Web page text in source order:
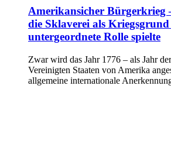
Amerikansicher Bürgerkrieg
die Sklaverei als
untergeordnete Rolle spielte
Zwar wird das Jahr 1776 – als Jahr
Vereinigten Staaten von Amerika
allgemeine internationale